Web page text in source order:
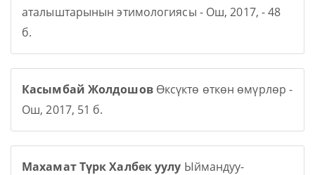
аталыштарынын этимологиясы - Ош, 2017, - 48
б.
Касымбай Жолдошов Өксүктө өткөн өмүрлөр -
Ош, 2017, 51 б.
Махамат Түрк Халбек уулу Ыймандуу-